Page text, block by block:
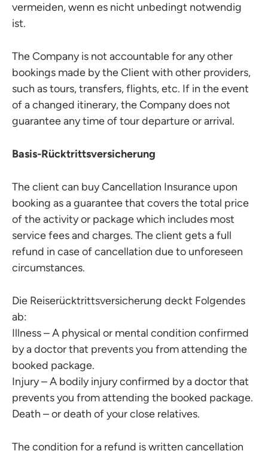
vermeiden, wenn es nicht unbedingt notwendig
ist.
The Company is not accountable for any other
bookings made by the Client with other providers,
such as tours, transfers, flights, etc. If in the event
of a changed itinerary, the Company does not
guarantee any time of tour departure or arrival.
Basis-Rücktrittsversicherung
The client can buy Cancellation Insurance upon
booking as a guarantee that covers the total price
of the activity or package which includes most
service fees and charges. The client gets a full
refund in case of cancellation due to unforeseen
circumstances.
Die Reiserücktrittsversicherung deckt Folgendes
ab:
Illness – A physical or mental condition confirmed
by a doctor that prevents you from attending the
booked package.
Injury – A bodily injury confirmed by a doctor that
prevents you from attending the booked package.
Death – or death of your close relatives.
The condition for a refund is written cancellation